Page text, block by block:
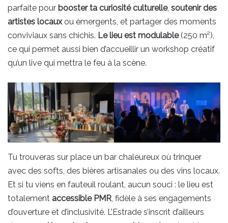
parfaite pour booster ta curiosité culturelle, soutenir des
artistes locauxou émergents, et partager des moments
conviviaux sans chichis. Le lieu est modulable(250 m²),
ce qui permet aussi bien d’accueillir un workshop créatif
qu’un live qui mettra le feu à la scène.
Tu trouveras sur place un bar chaleureux où trinquer
avec des softs, des bières artisanales ou des vins locaux.
Et si tu viens en fauteuil roulant, aucun souci : le lieu est
totalement accessible PMR , fidèle à ses engagements
d’ouverture et d’inclusivité. L’Estrade s’inscrit d’ailleurs